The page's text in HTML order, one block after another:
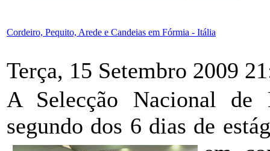
Cordeiro, Pequito, Arede e Candeias em Fórmia - Itália
Terça, 15 Setembro 2009
A Selecção Nacional de
segundo dos 6 dias de